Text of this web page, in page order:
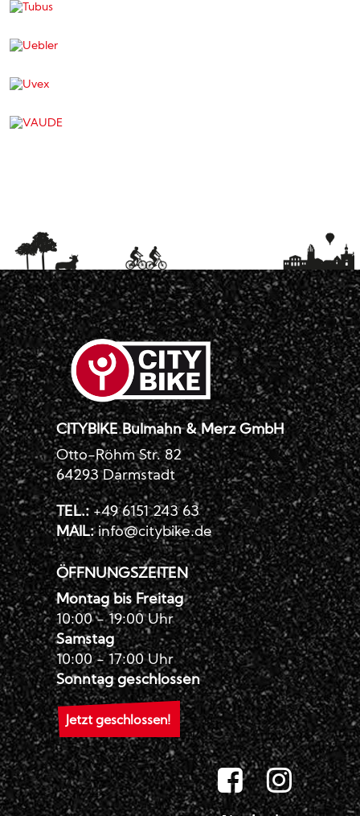
CITYBIKE Bulmahn & Merz GmbH
Otto-Röhm Str. 82
64293 Darmstadt
TEL.:+49 6151 243 63
MAIL: info@citybike.de
ÖFFNUNGSZEITEN
Montag bis Freitag
10:00 - 19:00 Uhr
Samstag
10:00 - 17:00 Uhr
Sonntag geschlossen
Jetzt geschlossen!